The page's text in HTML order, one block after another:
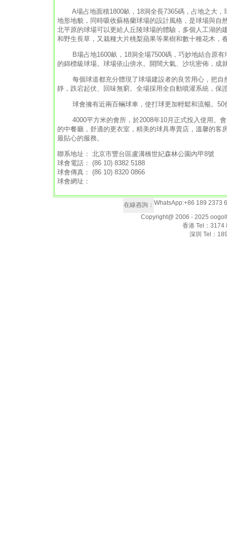
A場占地面積1800畝，18洞全長7365碼，占地之大，
地形地貌，同時吸收蘇格蘭球場的設計風格，是球場與自
北平原的球場可以更給人丘陵球場的體驗，多個人工湖的
和野生長草，又栽種大片桃梨蘋果等果樹和數十種花木，
B場占地1600畝，18洞全場7500碼，巧妙地結合原有
的錦標級球場。球場依山傍水。開闊大氣、沙坑密佈，
每個球道都充分體現了球場建設者的良苦用心，把自
靜，跌宕起伏、回味無窮。全場採用全自動噴灌系統，保
球會擁有近兩百輛球車，使打球更加輕鬆和流暢。50
4000平方米的會所，於2008年10月正式投入使用。會
的中餐廳，舒適的更衣室，精美的球具專賣店，溫馨的
最貼心的服務。
聯系地址： 北京市豐台區盧溝橋世紀森林公園內甲8號
球會電話： (86 10) 8382 5188
球會傳真： (86 10) 8320 0866
球會網址：